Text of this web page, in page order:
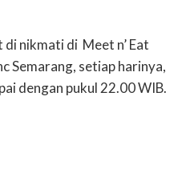
nikmati di Meet n’ Eat
Semarang, setiap harinya,
dengan pukul 22.00 WIB.